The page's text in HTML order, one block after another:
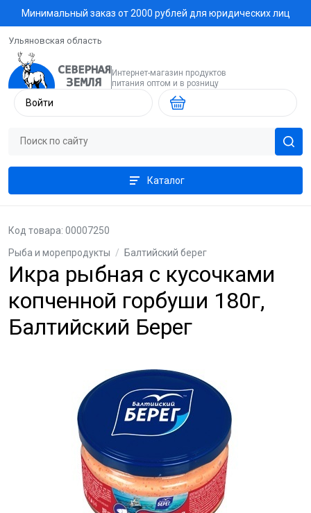
Минимальный заказ от 2000 рублей для юридических лиц
Ульяновская область
Интернет-магазин продуктов
питания оптом и в розницу
Войти
Каталог
Рыба и морепродукты / Балтийский берег
Икра рыбная с кусочками
копченной горбуши 180г,
Балтийский Берег
Код товара: 00007250